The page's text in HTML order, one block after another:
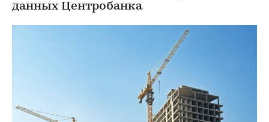
данных Центробанка